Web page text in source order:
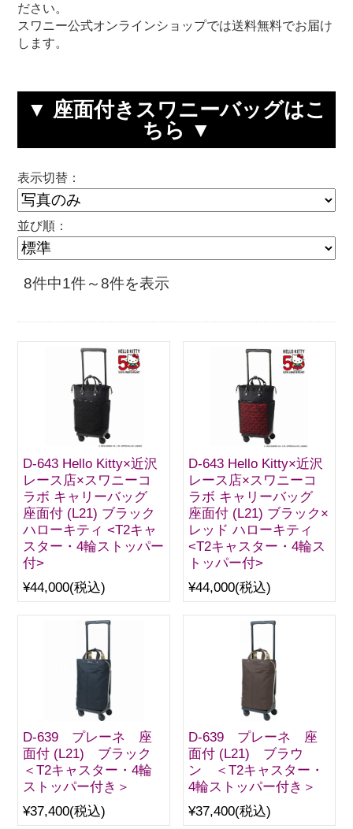
ださい。
スワニー公式オンラインショップでは送料無料でお届け
します。
▼ 座面付きスワニーバッグはこ
ちら ▼
表示切替：
並び順：
8件中1件～8件を表示
D-643 Hello Kitty×近沢
レース店×スワニーコ
ラボ キャリーバッグ
座面付 (L21) ブラック
ハローキティ <T2キャ
スター・4輪ストッパー
付>
¥44,000(税込)
D-643 Hello Kitty×近沢
レース店×スワニーコ
ラボ キャリーバッグ
座面付 (L21) ブラック×
レッド ハローキティ
<T2キャスター・4輪ス
トッパー付>
¥44,000(税込)
D-639 プレーネ 座
面付 (L21) ブラック
＜T2キャスター・4輪
ストッパー付き＞
¥37,400(税込)
D-639 プレーネ 座
面付 (L21) ブラウ
ン ＜T2キャスター・
4輪ストッパー付き＞
¥37,400(税込)